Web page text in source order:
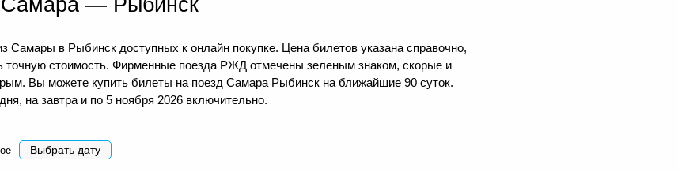
Самары в Рыбинск доступных к онлайн покупке. Цена билетов указана справочно,
точную стоимость. Фирменные поезда РЖД отмечены зеленым знаком, скорые и
Вы можете купить билеты на поезд Самара Рыбинск на ближайшие 90 суток.
на завтра и по 5 ноября 2026 включительно.
Выбрать дату